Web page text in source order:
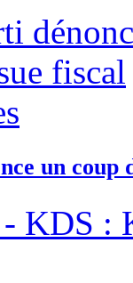
un coup
KDS :